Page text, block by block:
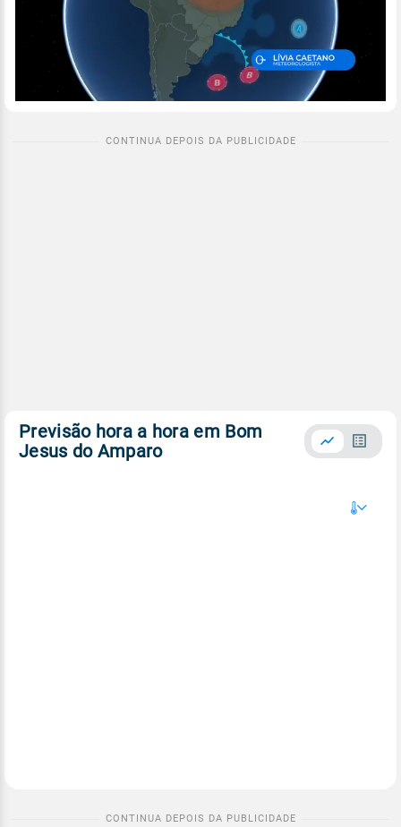
Previsão hora a hora em Bom
Jesus do Amparo